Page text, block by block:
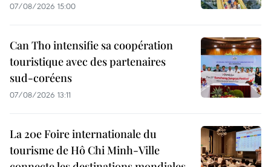
07/08/2026 15:00
Can Tho intensifie sa coopération
touristique avec des partenaires
sud-coréens
07/08/2026 13:11
La 20e Foire internationale du
tourisme de Hô Chi Minh-Ville